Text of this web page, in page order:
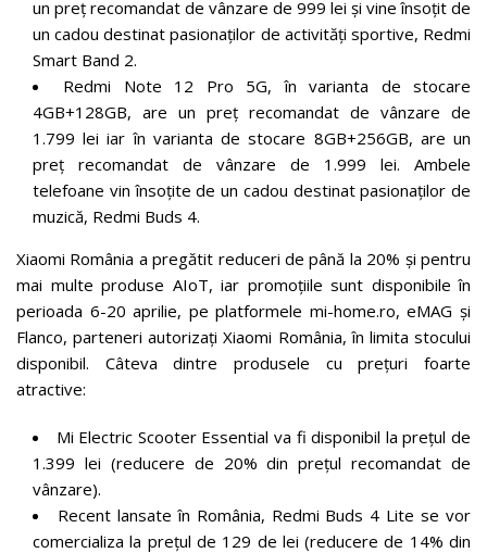
un preț recomandat de vânzare de 999 lei și vine însoțit de
un cadou destinat pasionaților de activități sportive, Redmi
Smart Band 2.
Redmi Note 12 Pro 5G, în varianta de stocare
4GB+128GB, are un preț recomandat de vânzare de
1.799 lei iar în varianta de stocare 8GB+256GB, are un
preț recomandat de vânzare de 1.999 lei. Ambele
telefoane vin însoțite de un cadou destinat pasionaților de
muzică, Redmi Buds 4.
Xiaomi România a pregătit reduceri de până la 20% și pentru
mai multe produse AIoT, iar promoțiile sunt disponibile în
perioada 6-20 aprilie, pe platformele mi-home.ro, eMAG și
Flanco, parteneri autorizați Xiaomi România, în limita stocului
disponibil. Câteva dintre produsele cu prețuri foarte
atractive:
Mi Electric Scooter Essential va fi disponibil la prețul de
1.399 lei (reducere de 20% din prețul recomandat de
vânzare).
Recent lansate în România, Redmi Buds 4 Lite se vor
comercializa la prețul de 129 de lei (reducere de 14% din